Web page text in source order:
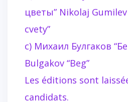
цветы” Nikolaj
cvety”
c) Михаил Булгаков
Bulgakov “Beg”
Les éditions sont
candidats.